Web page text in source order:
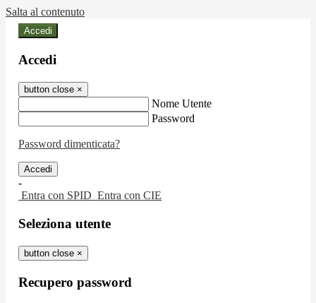
Salta al contenuto
Accedi
Accedi
button close ×
Nome Utente
Password
Password dimenticata?
-
Entra con SPID Entra con CIE
Seleziona utente
button close ×
Recupero password